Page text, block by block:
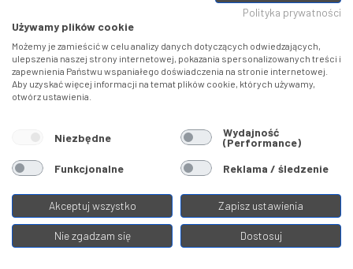
IMPRESA
Porównaj
Polityka prywatności
Używamy plików cookie
Możemy je zamieścić w celu analizy danych dotyczących odwiedzających,
ulepszenia naszej strony internetowej, pokazania spersonalizowanych treści i
zapewnienia Państwu wspaniałego doświadczenia na stronie internetowej.
Aby uzyskać więcej informacji na temat plików cookie, których używamy,
otwórz ustawienia.
Niezbędne Wydajność
(Performance)
Funkcjonalne
Reklama / śledzenie
Akceptuj wszystko Zapisz ustawienia
Nie zgadzam się Dostosuj